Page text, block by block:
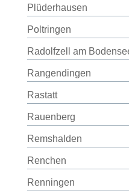
Plüderhausen
Poltringen
Radolfzell am
Rangendingen
Rastatt
Rauenberg
Remshalden
Renchen
Renningen